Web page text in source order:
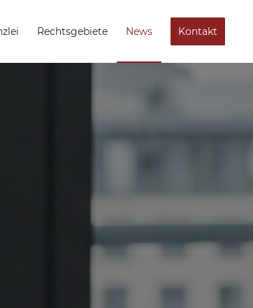
Rechtsgebiete News Kontakt